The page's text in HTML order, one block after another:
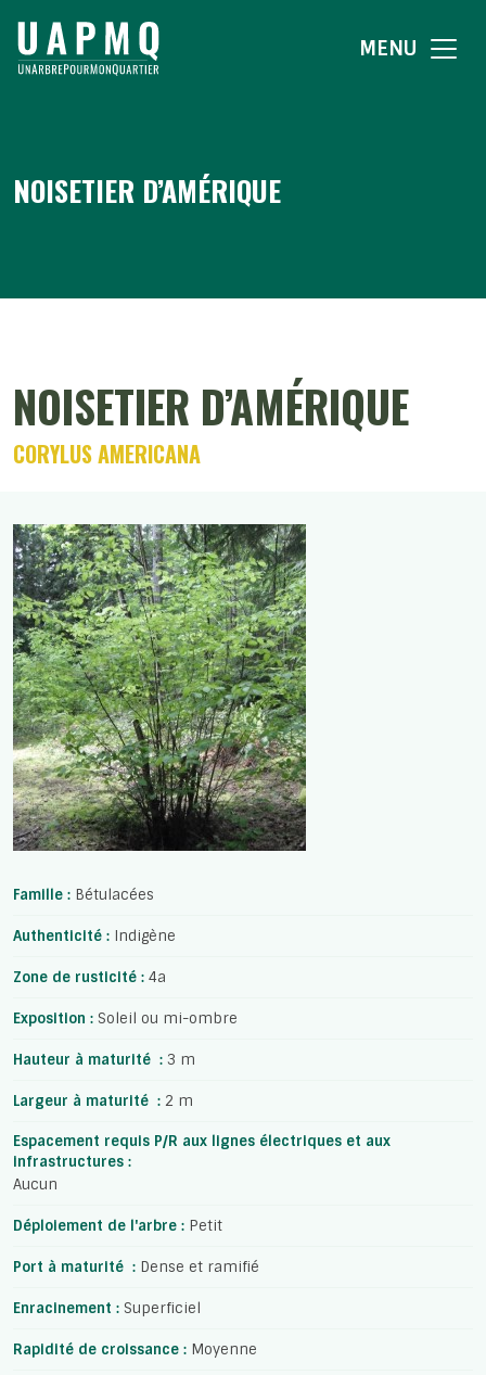
MENU
NOISETIER D’AMÉRIQUE
NOISETIER D’AMÉRIQUE
CORYLUS AMERICANA
Famille : Bétulacées
Authenticité : Indigène
Zone de rusticité : 4a
Exposition : Soleil ou mi-ombre
Hauteur à maturité : 3 m
Largeur à maturité : 2 m
Espacement requis P/R aux lignes électriques et aux
infrastructures :
Aucun
Déploiement de l'arbre : Petit
Port à maturité : Dense et ramifié
Enracinement : Superficiel
Rapidité de croissance : Moyenne